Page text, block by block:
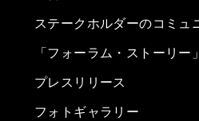
ステークホルダーのコミュ
「フォーラム・ストーリー」
プレスリリース
フォトギャラリー